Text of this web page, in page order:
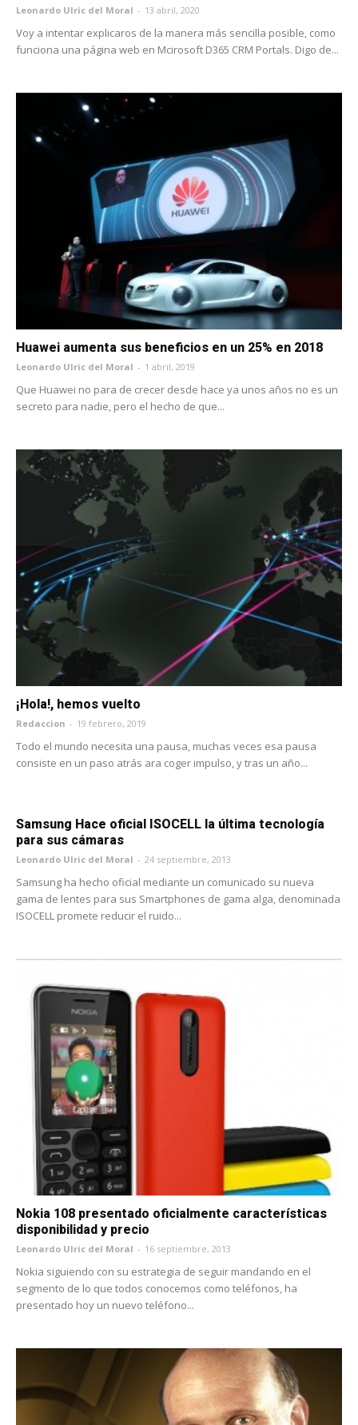
Leonardo Ulric del Moral - 13 abril, 2020
Voy a intentar explicaros de la manera más sencilla posible, como
funciona una página web en Mcirosoft D365 CRM Portals. Digo de...
Huawei aumenta sus beneficios en un 25% en 2018
Leonardo Ulric del Moral - 1 abril, 2019
Que Huawei no para de crecer desde hace ya unos años no es un
secreto para nadie, pero el hecho de que...
¡Hola!, hemos vuelto
Redaccion - 19 febrero, 2019
Todo el mundo necesita una pausa, muchas veces esa pausa
consiste en un paso atrás ara coger impulso, y tras un año...
Samsung Hace oficial ISOCELL la última tecnología
para sus cámaras
Leonardo Ulric del Moral - 24 septiembre, 2013
Samsung ha hecho oficial mediante un comunicado su nueva
gama de lentes para sus Smartphones de gama alga, denominada
ISOCELL promete reducir el ruido...
Nokia 108 presentado oficialmente características
disponibilidad y precio
Leonardo Ulric del Moral - 16 septiembre, 2013
Nokia siguiendo con su estrategia de seguir mandando en el
segmento de lo que todos conocemos como teléfonos, ha
presentado hoy un nuevo teléfono...